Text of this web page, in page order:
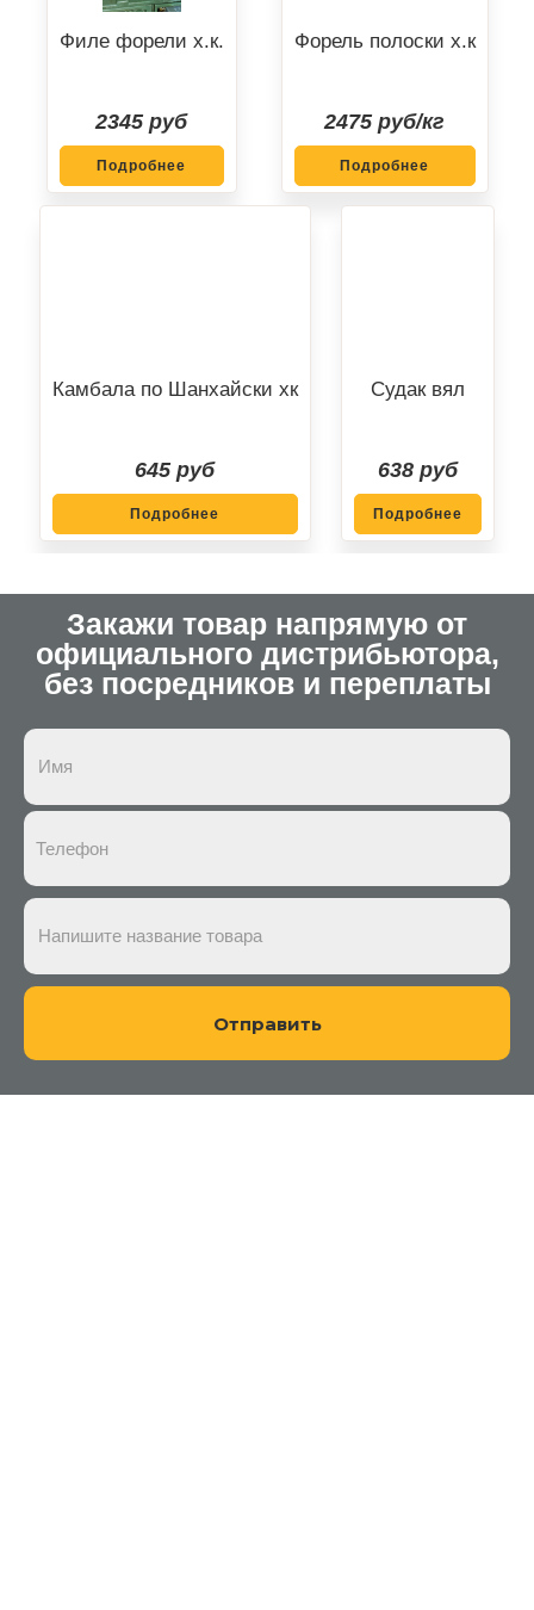
Филе форели х.к.
2345 руб
Подробнее
Форель полоски х.к
2475 руб/кг
Подробнее
Камбала по Шанхайски хк
645 руб
Подробнее
Судак вял
638 руб
Подробнее
Закажи товар напрямую от
официального дистрибьютора,
без посредников и переплаты